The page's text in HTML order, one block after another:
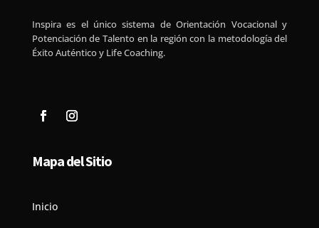
Inspira es el único sistema de Orientación Vocacional y
Potenciación de Talento en la región con la metodología del
Éxito Auténtico y Life Coaching.
Mapa del Sitio
Inicio